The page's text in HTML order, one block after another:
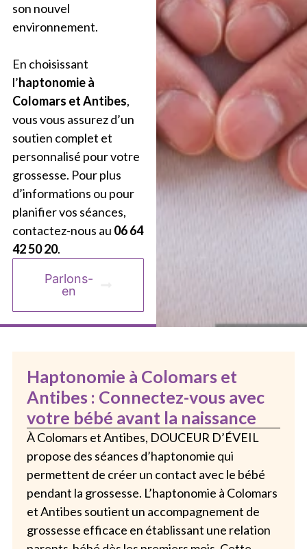
son nouvel
environnement.
En choisissant
l’haptonomie à
Colomars et Antibes,
vous vous assurez d’un
soutien complet et
personnalisé pour votre
grossesse. Pour plus
d’informations ou pour
planifier vos séances,
contactez-nous au 06 64
42 50 20.
Parlons-
en
Haptonomie à Colomars et
Antibes : Connectez-vous avec
votre bébé avant la naissance
À Colomars et Antibes, DOUCEUR D’ÉVEIL
propose des séances d’haptonomie qui
permettent de créer un contact avec le bébé
pendant la grossesse. L’haptonomie à Colomars
et Antibes soutient un accompagnement de
grossesse efficace en établissant une relation